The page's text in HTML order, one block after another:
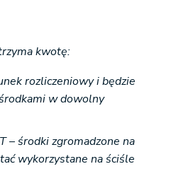
kwotę:
rozliczeniowy i będzie
w dowolny
– środki zgromadzone na
wykorzystane na ściśle